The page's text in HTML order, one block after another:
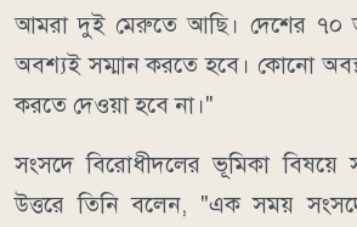
আমরা দুই মেরুতে আছি। দেশের ৭০
অবশ্যই সম্মান করতে হবে। কোনো
করতে দেওয়া হবে না।"
সংসদে বিরোধীদলের ভূমিকা বিষয়ে
উত্তরে তিনি বলেন, "এক সময় সংসদে